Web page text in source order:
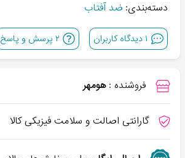
دسته‌بندی: ضد آفتاب
۱دیدگاه کاربران ۲ پرسش و پاسخ
فروشنده : هومهر
گارانتی اصالت و سلامت فیزیکی کالا